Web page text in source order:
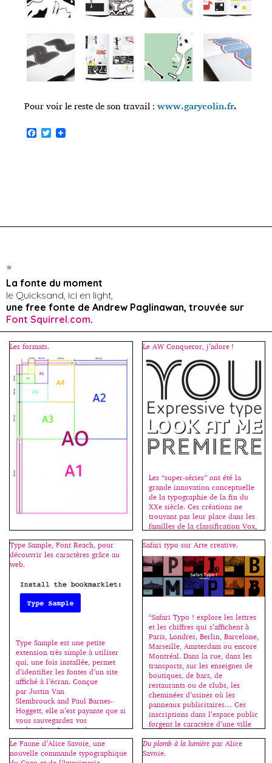
Pour voir le reste de son travail : www.garycolin.fr.
F T
w
*
La fonte du moment
le Quicksand, ici en light,
une free fonte de Andrew Paglinawan, trouvée sur
Font Squirrel.com.
Les formats.
tenter de définir son identité, il
est bon de commencer par
nommer son format, afin
Le choix du format crée un
rapport d’échelle, une relation
entre le corps et l’objet. Avant
l’imprimerie, la lecture se fait
Le AW Conqueror, j’adore !
Les “super-séries” ont été la
grande innovation conceptuelle
de la typographie de la fin du
XXe siècle. Ces créations ne
trouvant pas leur place dans les
familles de la classification Vox,
nouvelle, la famille des
“sériales”. Les premières sériales
sont des caractères à variantes, –
le plus souvent […]
Type Sample, Font Reach, pour
découvrir les caractères grâce au
web.
Type Sample est une petite
extension très simple à utiliser
qui, une fois installée, permet
d’identifier les fontes d’un site
affiché à l’écran. Conçue
par Justin Van
Slembrouck and Paul Barnes-
Hoggett, elle n’est payante que si
vous sauvegardez vos
recherches. On peut la
télécharger ici
: www.typesample.com.
[…]
Safari typo sur Arte creative.
“Safari Typo ! explore les lettres
et les chiffres qui s’affichent à
Paris, Londres, Berlin, Barcelone,
Marseille, Amsterdam ou encore
Montréal. Dans la rue, dans les
transports, sur les enseignes de
boutiques, de bars, de
restaurants ou de clubs, les
cheminées d’usines où les
panneaux publicitaires… Ces
inscriptions dans l’espace public
forgent le caractère d’une ville
Le Faune d’Alice Savoie, une
nouvelle commande typographique
Du plomb à la lumièrepar Alice
Savoie.